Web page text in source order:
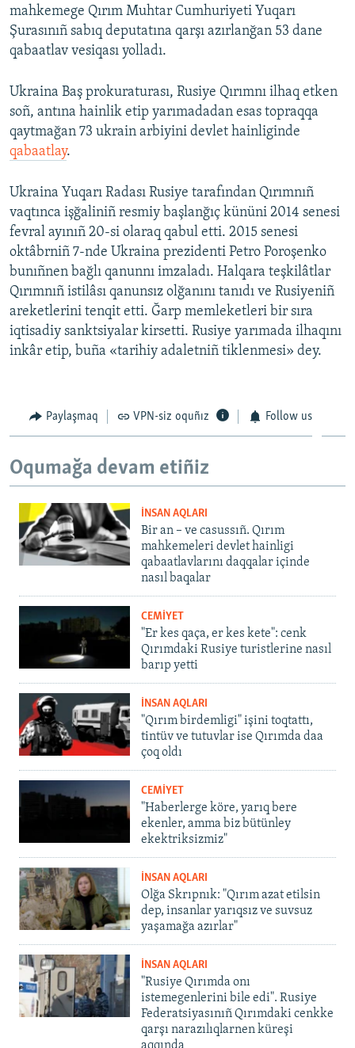
mahkemege Qırım Muhtar Cumhuriyeti Yuqarı
Şurasınıñ sabıq deputatına qarşı azırlanğan 53 dane
qabaatlav vesiqası yolladı.
Ukraina Baş prokuraturası, Rusiye Qırımnı ilhaq etken
soñ, antına hainlik etip yarımadadan esas topraqqa
qaytmağan 73 ukrain arbiyini devlet hainliginde
qabaatlay.
Ukraina Yuqarı Radası Rusiye tarafından Qırımnıñ
vaqtınca işğaliniñ resmiy başlanğıç kününi 2014 senesi
fevral ayınıñ 20-si olaraq qabul etti. 2015 senesi
oktâbrniñ 7-nde Ukraina prezidenti Petro Poroşenko
bunıñnen bağlı qanunnı imzaladı. Halqara teşkilâtlar
Qırımnıñ istilâsı qanunsız olğanını tanıdı ve Rusiyeniñ
areketlerini tenqit etti. Ğarp memleketleri bir sıra
iqtisadiy sanktsiyalar kirsetti. Rusiye yarımada ilhaqını
inkâr etip, buña «tarihiy adaletniñ tiklenmesi» dey.
Paylaşmaq VPN-siz oquñız Follow us
Oqumağa devam etiñiz
İNSAN AQLARI
Bir an – ve casussıñ. Qırım
mahkemeleri devlet hainligi
qabaatlavlarını daqqalar içinde
nasıl baqalar
CEMİYET
"Er kes qaça, er kes kete": cenk
Qırımdaki Rusiye turistlerine nasıl
barıp yetti
İNSAN AQLARI
"Qırım birdemligi" işini toqtattı,
tintüv ve tutuvlar ise Qırımda daa
çoq oldı
CEMİYET
"Haberlerge köre, yarıq bere
ekenler, amma biz bütünley
ekektriksizmiz"
İNSAN AQLARI
Olğa Skrıpnık: "Qırım azat etilsin
dep, insanlar yarıqsız ve suvsuz
yaşamağa azırlar"
İNSAN AQLARI
"Rusiye Qırımda onı
istemegenlerini bile edi". Rusiye
Federatsiyasınıñ Qırımdaki cenkke
qarşı narazılıqlarnen küreşi